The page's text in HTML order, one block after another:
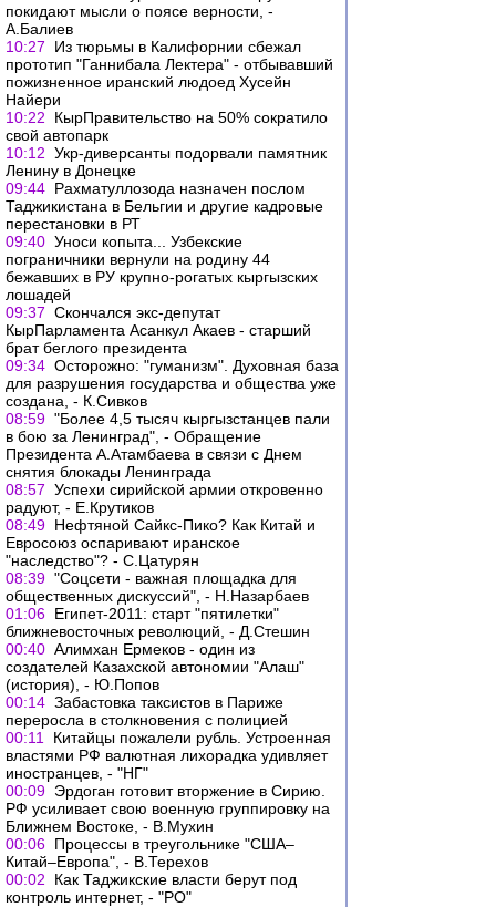
покидают мысли о поясе верности, -
А.Балиев
10:27
Из тюрьмы в Калифорнии сбежал
прототип "Ганнибала Лектера" - отбывавший
пожизненное иранский людоед Хусейн
Найери
10:22
КырПравительство на 50% сократило
свой автопарк
10:12 Укр-диверсанты подорвали памятник
Ленину в Донецке
09:44 Рахматуллозода назначен послом
Таджикистана в Бельгии и другие кадровые
перестановки в РТ
09:40 Уноси копыта... Узбекские
пограничники вернули на родину 44
бежавших в РУ крупно-рогатых кыргызских
лошадей
09:37 Скончался экс-депутат
КырПарламента Асанкул Акаев - старший
брат беглого президента
09:34 Осторожно: "гуманизм". Духовная база
для разрушения государства и общества уже
создана, - К.Сивков
08:59 "Более 4,5 тысяч кыргызстанцев пали
в бою за Ленинград", - Обращение
Президента А.Атамбаева в связи с Днем
снятия блокады Ленинграда
08:57 Успехи сирийской армии откровенно
радуют, - Е.Крутиков
08:49 Нефтяной Сайкс-Пико? Как Китай и
Евросоюз оспаривают иранское
"наследство"? - С.Цатурян
08:39 "Соцсети - важная площадка для
общественных дискуссий", - Н.Назарбаев
01:06 Египет-2011: старт "пятилетки"
ближневосточных революций, - Д.Стешин
00:40 Алимхан Ермеков - один из
создателей Казахской автономии "Алаш"
(история), - Ю.Попов
00:14 Забастовка таксистов в Париже
переросла в столкновения с полицией
00:11
Китайцы пожалели рубль. Устроенная
властями РФ валютная лихорадка удивляет
иностранцев, - "НГ"
00:09 Эрдоган готовит вторжение в Сирию.
РФ усиливает свою военную группировку на
Ближнем Востоке, - В.Мухин
00:06 Процессы в треугольнике "США–
Китай–Европа", - В.Терехов
00:02
Как Таджикские власти берут под
контроль интернет, - "РО"